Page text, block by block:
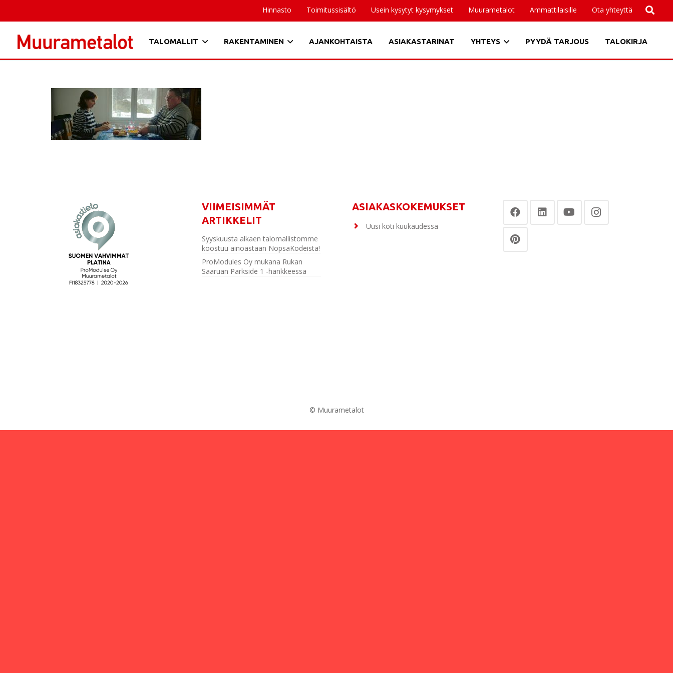
Hinnasto Toimitussisältö Usein kysytyt kysymykset Muurametalot Ammattilaisille Ota yhteyttä
TALOMALLIT RAKENTAMINEN AJANKOHTAISTA ASIAKASTARINAT YHTEYS PYYDÄ TARJOUS TALOKIRJA
VIIMEISIMMÄT
ARTIKKELIT
Syyskuusta alkaen talomallistomme
koostuu ainoastaan NopsaKodeista!
ProModules Oy mukana Rukan
Saaruan Parkside 1 -hankkeessa
ASIAKASKOKEMUKSET
Uusi koti kuukaudessa
© Muurametalot